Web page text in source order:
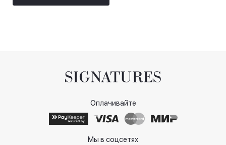
Оплачивайте
Мы в соцсетях